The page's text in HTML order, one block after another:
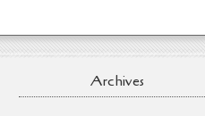
Archives